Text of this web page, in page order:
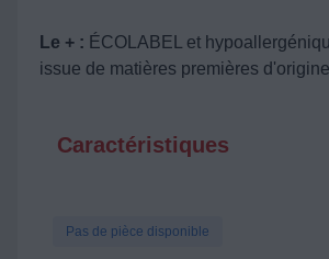
Le + : ÉCOLABEL et
issue de matières premières
Caractéristiques
Pas de pièce disponible